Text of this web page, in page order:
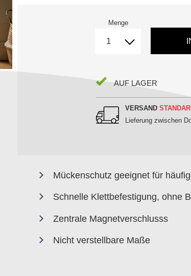
Menge
AUF LAGER
VERSAND
Lieferung zwischen
Mückenschutz geeignet für
Schnelle Klettbefestigung, ohne
Zentrale Magnetverschlusss
Nicht verstellbare Maße